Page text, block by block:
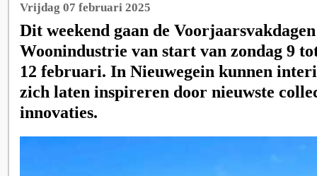
Vrijdag 07 februari 2025
Dit weekend gaan de
Woonindustrie van start van zondag 9
12 februari. In Nieuwegein kunnen
zich laten inspireren door nieuwste
innovaties.